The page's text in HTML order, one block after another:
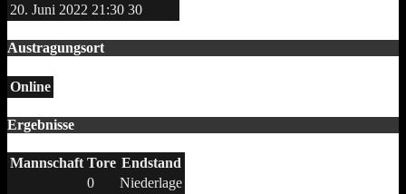
20. Juni 2022 21:30 30
Austragungsort
Online
Ergebnisse
Mannschaft Tore Endstand
0
Niederlage